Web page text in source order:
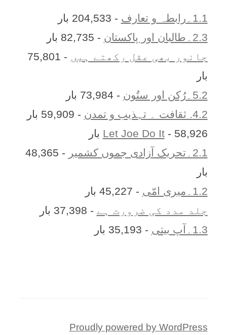
1.1۔رابطہ و تعارف
- 204,533 بار
2.3۔طالبان اور پاکستان
- 82,735 بار
جانور بھی عقل رکھتے ہیں
- 75,801
بار
5.2۔رُکن اور ستُون
- 73,984 بار
4.2. ثقافت ۔ تہذیب و تمدن
- 59,909 بار
Let Joe Do It- 58,926 بار
2.1۔تحریک آزادی جموں کشمیر
- 48,365
بار
1.2۔میری امّی
- 45,227 بار
جلد مدد کی ضرورت ہے - 37,398 بار
1.3۔آپ بیتی
- 35,193 بار
Proudly powered by WordPress